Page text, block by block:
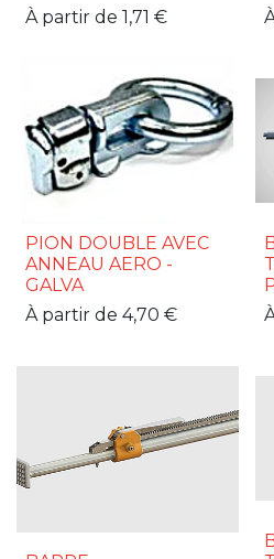
À partir de 1,71 €
PION DOUBLE AVEC
ANNEAU AERO -
GALVA
À partir de 4,70 €